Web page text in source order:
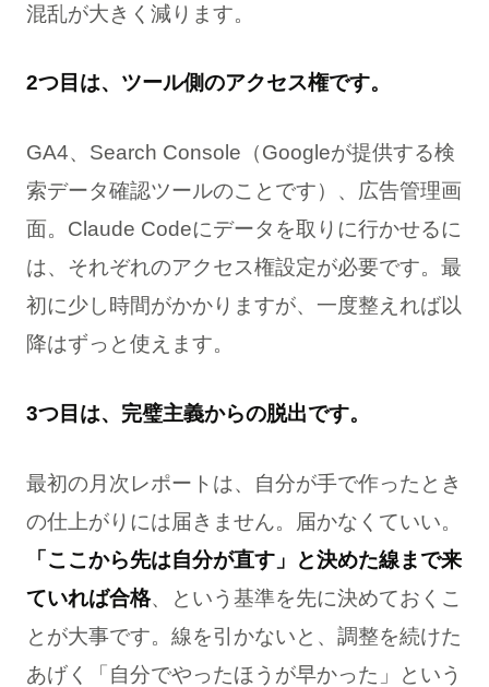
混乱が大きく減ります。
2つ目は、ツール側のアクセス権です。
GA4、Search Console（Googleが提供する検
索データ確認ツールのことです）、広告管理画
面。Claude Codeにデータを取りに行かせるに
は、それぞれのアクセス権設定が必要です。最
初に少し時間がかかりますが、一度整えれば以
降はずっと使えます。
3つ目は、完璧主義からの脱出です。
最初の月次レポートは、自分が手で作ったとき
の仕上がりには届きません。届かなくていい。
「ここから先は自分が直す」と決めた線まで来
ていれば合格、という基準を先に決めておくこ
とが大事です。線を引かないと、調整を続けた
あげく「自分でやったほうが早かった」という